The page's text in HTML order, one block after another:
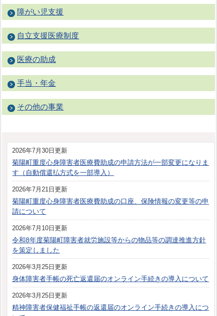
障がい児支援
自立支援医療制度
医療の助成
手当・年金
その他の事業
2026年7月30日更新
菊陽町重度心身障害者医療費助成の申請方法が一部変更になりま
す（自動償還払方式を一部導入）
2026年7月21日更新
菊陽町重度心身障害者医療費助成の口座、保険情報の変更等の申
請について
2026年7月10日更新
令和8年度菊陽町障害者就労施設等からの物品等の調達推進方針
を策定しました
2026年3月25日更新
身体障害者手帳の死亡返還届のオンライン手続きの導入について
2026年3月25日更新
精神障害者保健福祉手帳の返還届のオンライン手続きの導入につ